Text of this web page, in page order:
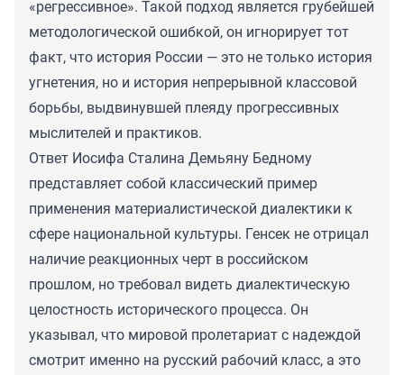
«регрессивное». Такой подход является грубейшей
методологической ошибкой, он игнорирует тот
факт, что история России — это не только история
угнетения, но и история непрерывной классовой
борьбы, выдвинувшей плеяду прогрессивных
мыслителей и практиков.
Ответ Иосифа Сталина Демьяну Бедному
представляет собой классический пример
применения материалистической диалектики к
сфере национальной культуры. Генсек не отрицал
наличие реакционных черт в российском
прошлом, но требовал видеть диалектическую
целостность исторического процесса. Он
указывал, что мировой пролетариат с надеждой
смотрит именно на русский рабочий класс, а это